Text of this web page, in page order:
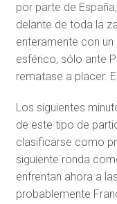
por parte de
delante de toda la
enteramente con
esférico, sólo ante
rematase a placer.
Los siguientes
de este tipo de
clasificarse como
siguiente ronda
enfrentan ahora a
probablemente